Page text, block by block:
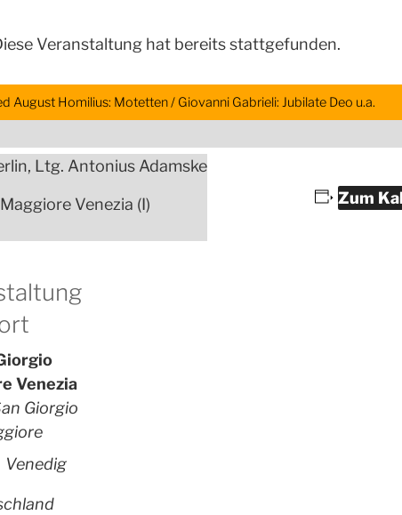
Veranstaltung hat bereits stattgefunden.
August Homilius: Motetten / Giovanni Gabrieli: Jubilate Deo u.a.
Ltg. Antonius Adamske
Venezia (I) Zum
Venezia
Giorgio
Venedig